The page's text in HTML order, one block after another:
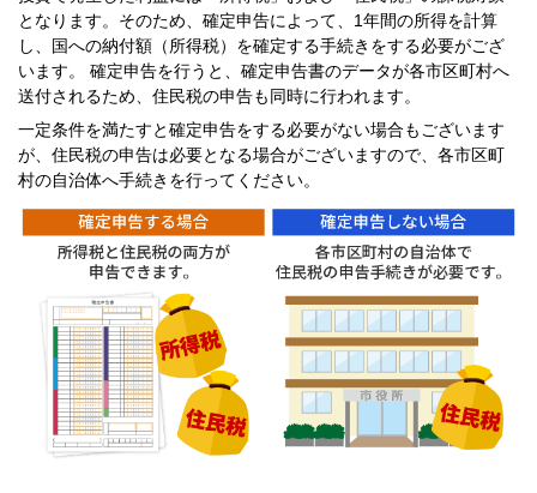
となります。そのため、確定申告によって、1年間の所得を計算
し、国への納付額（所得税）を確定する手続きをする必要がござ
います。 確定申告を行うと、確定申告書のデータが各市区町村へ
送付されるため、住民税の申告も同時に行われます。
一定条件を満たすと確定申告をする必要がない場合もございます
が、住民税の申告は必要となる場合がございますので、各市区町
村の自治体へ手続きを行ってください。